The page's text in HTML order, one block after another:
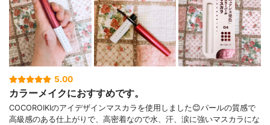
5.00
カラーメイクにおすすめです。
COCOROIKIのアイデザインマスカラを使用しました😊パールの質感で
高級感のある仕上がりで、高密着なので水、汗、涙に強いマスカラにな